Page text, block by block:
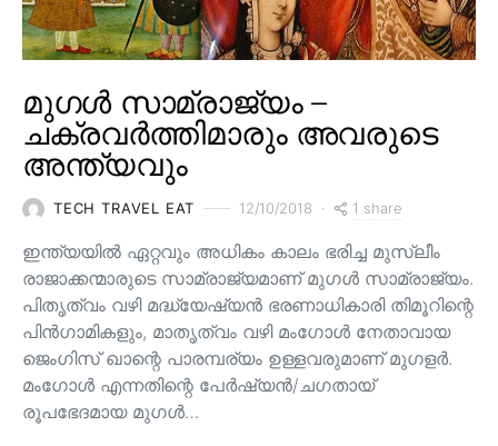
മുഗൾ സാമ്രാജ്യം –
ചക്രവർത്തിമാരും അവരുടെ
അന്ത്യവും
TECH TRAVEL EAT 12/10/2018 1 share
ഇന്ത്യയിൽ ഏറ്റവും അധികം കാലം ഭരിച്ച മുസ്ലീം
രാജാക്കന്മാരുടെ സാമ്രാജ്യമാണ് മുഗൾ സാമ്രാജ്യം.
പിതൃത്വം വഴി മദ്ധ്യേഷ്യൻ ഭരണാധികാരി തിമൂറിന്റെ
പിൻ‌ഗാമികളും, മാതൃത്വം വഴി മംഗോൾ നേതാവായ
ജെംഗിസ് ഖാന്റെ പാരമ്പര്യം ഉള്ളവരുമാണ്‌ മുഗളർ.
മംഗോൾ എന്നതിന്റെ പേർഷ്യൻ/ചഗതായ്
രൂപഭേദമായ മുഗൾ…